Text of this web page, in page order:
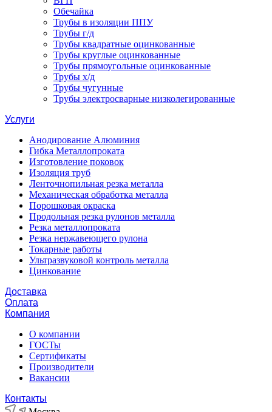
Обечайка
Трубы в изоляции ППУ
Трубы г/д
Трубы квадратные оцинкованные
Трубы круглые оцинкованные
Трубы прямоугольные оцинкованные
Трубы х/д
Трубы чугунные
Трубы электросварные низколегированные
Услуги
Анодирование Алюминия
Гибка Металлопроката
Изготовление поковок
Изоляция труб
Ленточнопильная резка металла
Механическая обработка металла
Порошковая окраска
Продольная резка рулонов металла
Резка металлопроката
Резка нержавеющего рулона
Токарные работы
Ультразвуковой контроль металла
Цинкование
Доставка
Оплата
Компания
О компании
ГОСТы
Сертификаты
Производители
Вакансии
Контакты